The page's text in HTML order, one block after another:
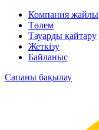
Компания жайлы
Төлем
Тауарды қайтару
Жеткізу
Байланыс
Сапаны бақылау